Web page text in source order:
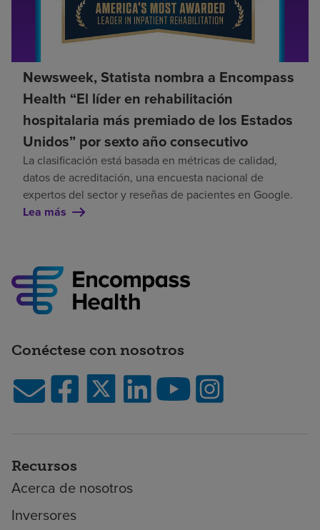
Newsweek, Statista nombra a Encompass
Health “El líder en rehabilitación
hospitalaria más premiado de los Estados
Unidos” por sexto año consecutivo
La clasificación está basada en métricas de calidad,
datos de acreditación, una encuesta nacional de
expertos del sector y reseñas de pacientes en Google.
Lea más
Conéctese con nosotros
Recursos
Acerca de nosotros
Inversores